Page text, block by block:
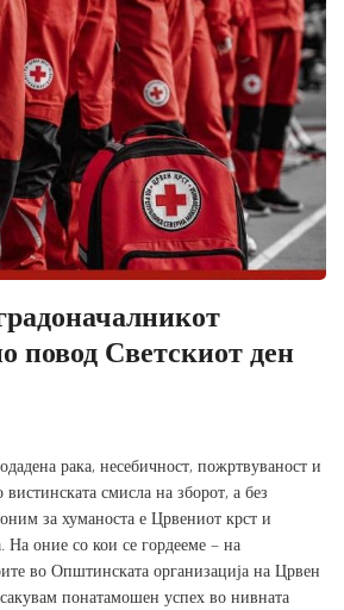
повод Светскиот ден
рака, несебичност, пожртвуваност и
смисла на зборот, а без
за хуманоста е Црвениот крст и
На оние со кои се гордееме – на
во Општинската организација на Црвен
понатамошен успех во нивната